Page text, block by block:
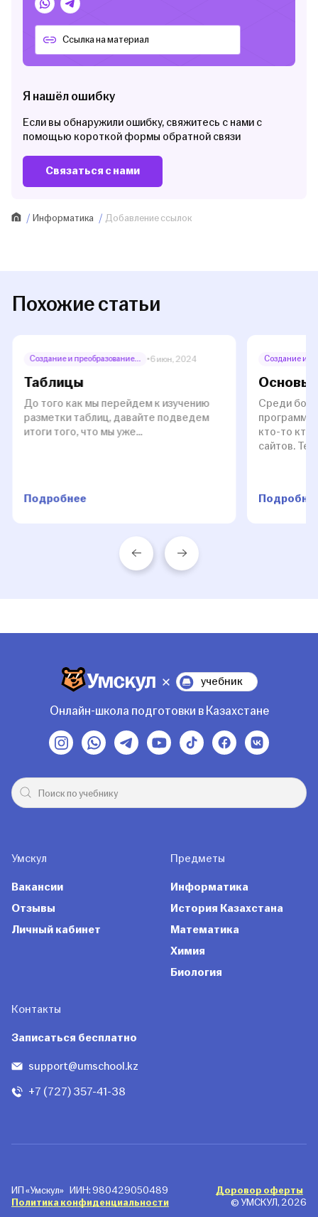
Я нашёл ошибку
Если вы обнаружили ошибку, свяжитесь с нами с
помощью короткой формы обратной связи
Связаться с нами
Информатика Добавление ссылок
Похожие статьи
Создание и преобразование... •6 июн, 2024
Таблицы
До того как мы перейдем к изучению
разметки таблиц, давайте подведем
итоги того, что мы уже...
Подробнее
Создание и
Основы
Среди
кто-то кто
сайтов. Те...
учебник
Онлайн-школа подготовки в Казахстане
Умскул
Вакансии
Отзывы
Личный кабинет
Предметы
Информатика
История Казахстана
Математика
Химия
Биология
Контакты
Записаться бесплатно
support@umschool.kz
+7 (727) 357-41-38
ИП «Умскул» ИИН: 980429050489
Доровор оферты
Политика конфиденциальности
© УМСКУЛ, 2026